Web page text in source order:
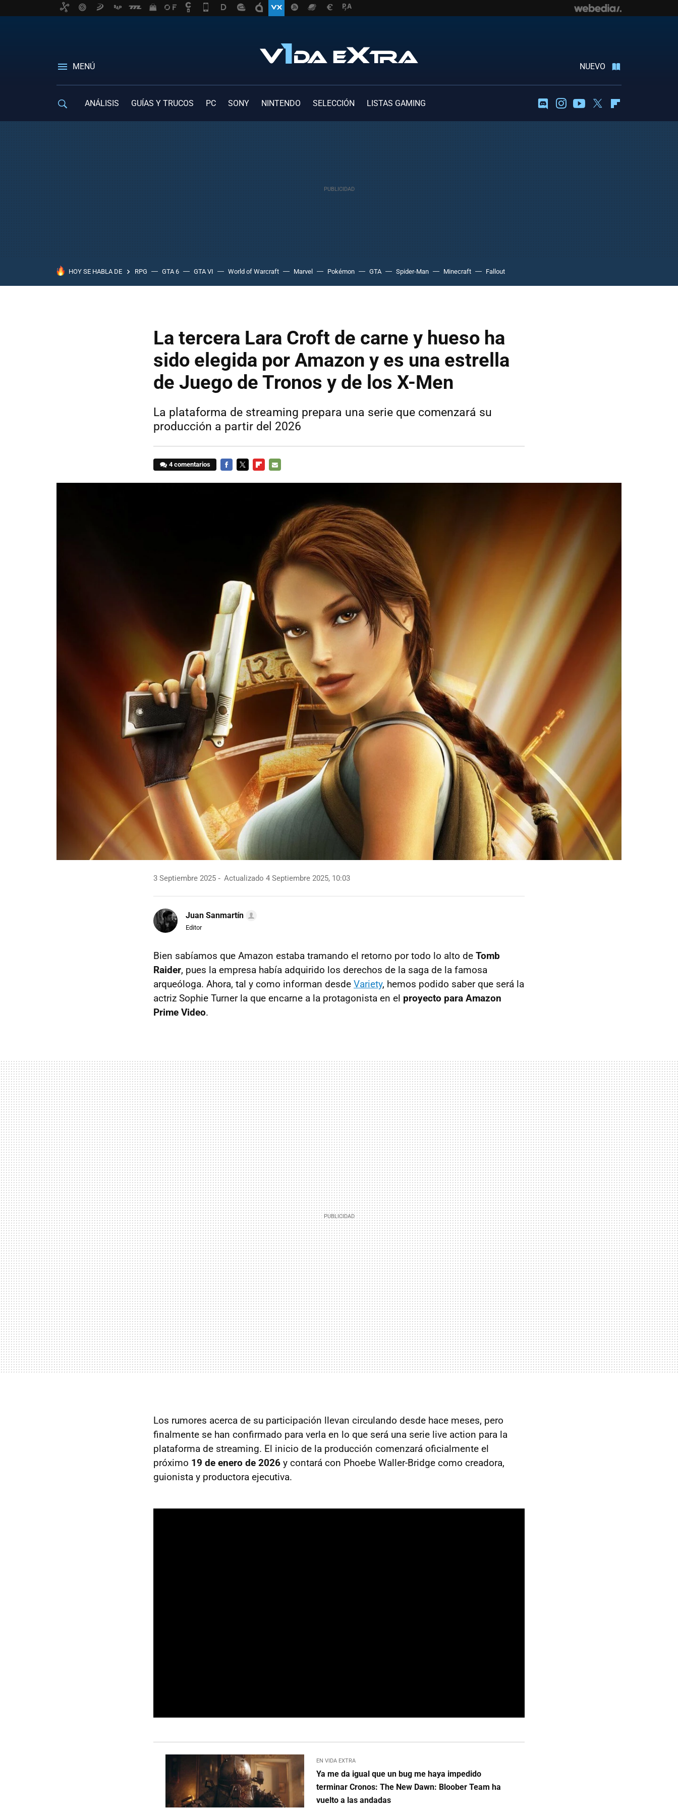
MENÚ NUEVO
ANÁLISIS GUÍAS Y TRUCOS PC SONY NINTENDO SELECCIÓN LISTAS GAMING DiscordInstagramYoutubeTwitter
HOY SE HABLA DE RPG GTA 6 GTA VI World of Warcraft Marvel Pokémon GTA Spider-Man Minecraft Fallout
La tercera Lara Croft de carne y hueso ha
sido elegida por Amazon y es una estrella
de Juego de Tronos y de los X-Men
La plataforma de streaming prepara una serie que comenzará su
producción a partir del 2026
4 comentarios
3 Septiembre 2025 Actualizado 4 Septiembre 2025, 10:03
Juan Sanmartín
Editor
Bien sabíamos que Amazon estaba tramando el retorno por todo lo alto de Tomb
Raider, pues la empresa había adquirido los derechos de la saga de la famosa
arqueóloga. Ahora, tal y como informan desde Variety, hemos podido saber que será la
actriz Sophie Turner la que encarne a la protagonista en el proyecto para Amazon
Prime Video.
Los rumores acerca de su participación llevan circulando desde hace meses, pero
finalmente se han confirmado para verla en lo que será una serie live action para la
plataforma de streaming. El inicio de la producción comenzará oficialmente el
próximo 19 de enero de 2026 y contará con Phoebe Waller-Bridge como creadora,
guionista y productora ejecutiva.
EN VIDA EXTRA
Ya me da igual que un bug me haya impedido
terminar Cronos: The New Dawn: Bloober Team ha
vuelto a las andadas